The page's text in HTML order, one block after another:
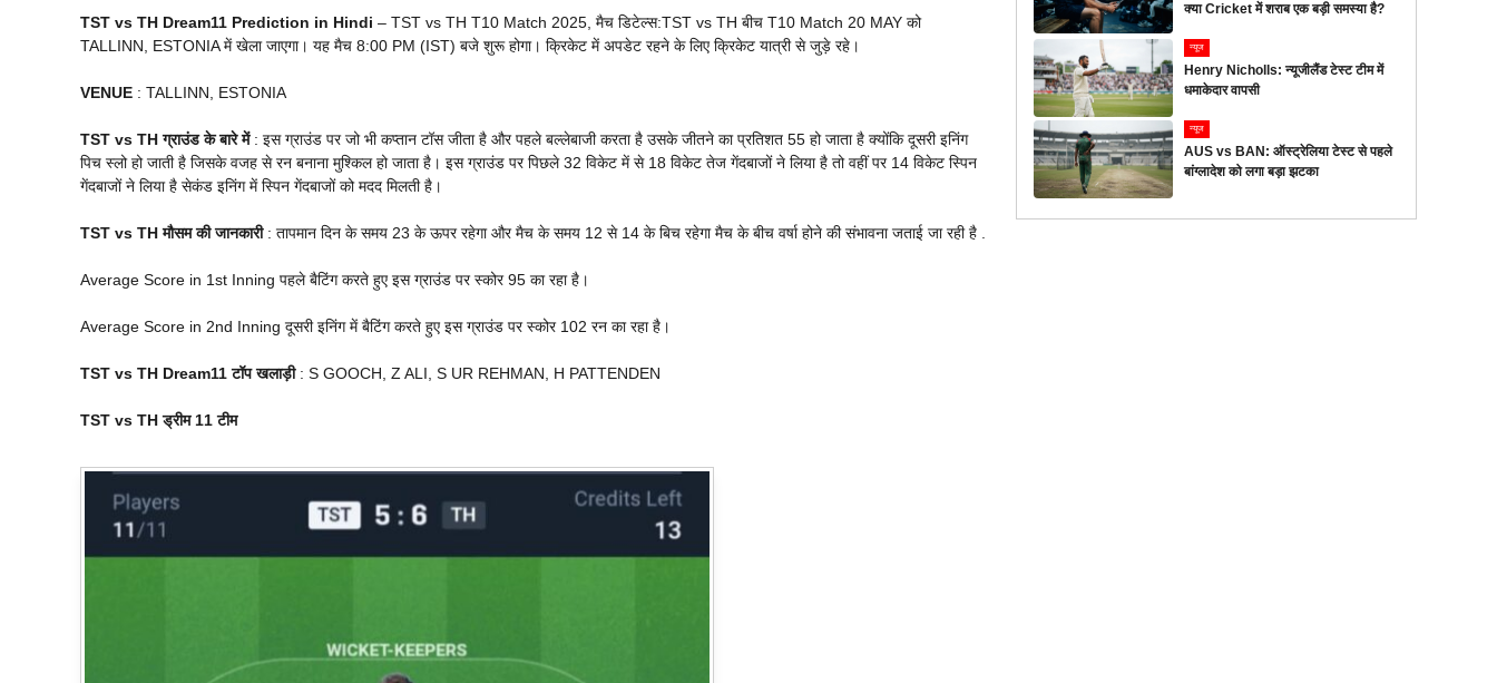
TST vs TH Dream11 Prediction in Hindi – TST vs TH T10 Match 2025, मैच डिटेल्स:TST vs TH बीच T10 Match 20 MAY को
TALLINN, ESTONIA में खेला जाएगा। यह मैच 8:00 PM (IST) बजे शुरू होगा। क्रिकेट में अपडेट रहने के लिए क्रिकेट यात्री से जुड़े रहे।
VENUE : TALLINN, ESTONIA
TST vs TH ग्राउंड के बारे में: इस ग्राउंड पर जो भी कप्तान टॉस जीता है और पहले बल्लेबाजी करता है उसके जीतने का प्रतिशत 55 हो जाता है क्योंकि दूसरी इनिंग
पिच स्लो हो जाती है जिसके वजह से रन बनाना मुश्किल हो जाता है। इस ग्राउंड पर पिछले 32 विकेट में से 18 विकेट तेज गेंदबाजों ने लिया है तो वहीं पर 14 विकेट स्पिन
गेंदबाजों ने लिया है सेकंड इनिंग में स्पिन गेंदबाजों को मदद मिलती है।
TST vs TH मौसम की जानकारी: तापमान दिन के समय 23 के ऊपर रहेगा और मैच के समय 12 से 14 के बिच रहेगा मैच के बीच वर्षा होने की संभावना जताई जा रही है .
Average Score in 1st Inning पहले बैटिंग करते हुए इस ग्राउंड पर स्कोर 95 का रहा है।
Average Score in 2nd Inning दूसरी इनिंग में बैटिंग करते हुए इस ग्राउंड पर स्कोर 102 रन का रहा है।
TST vs TH Dream11 टॉप खलाड़ी: S GOOCH, Z ALI, S UR REHMAN, H PATTENDEN
TST vs TH ड्रीम 11 टीम
क्या Cricket में शराब एक बड़ी समस्या है?
न्यूज
Henry Nicholls: न्यूजीलैंड टेस्ट टीम में
धमाकेदार वापसी
न्यूज
AUS vs BAN: ऑस्ट्रेलिया टेस्ट से पहले
बांग्लादेश को लगा बड़ा झटका